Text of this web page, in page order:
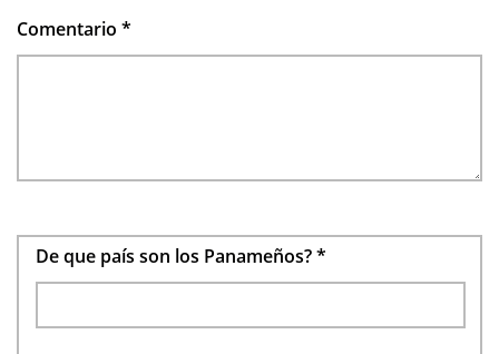
Comentario *
De que país son los Panameños?*